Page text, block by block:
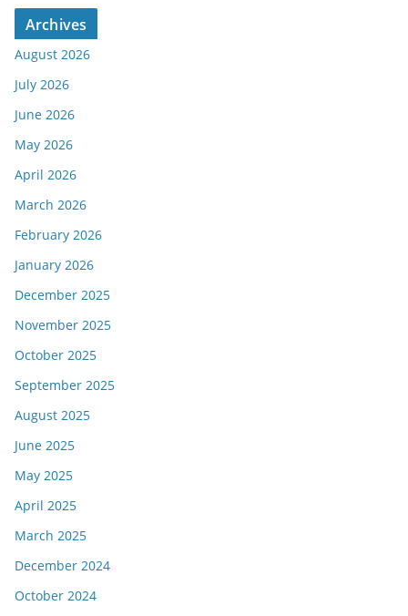
Archives
August 2026
July 2026
June 2026
May 2026
April 2026
March 2026
February 2026
January 2026
December 2025
November 2025
October 2025
September 2025
August 2025
June 2025
May 2025
April 2025
March 2025
December 2024
October 2024